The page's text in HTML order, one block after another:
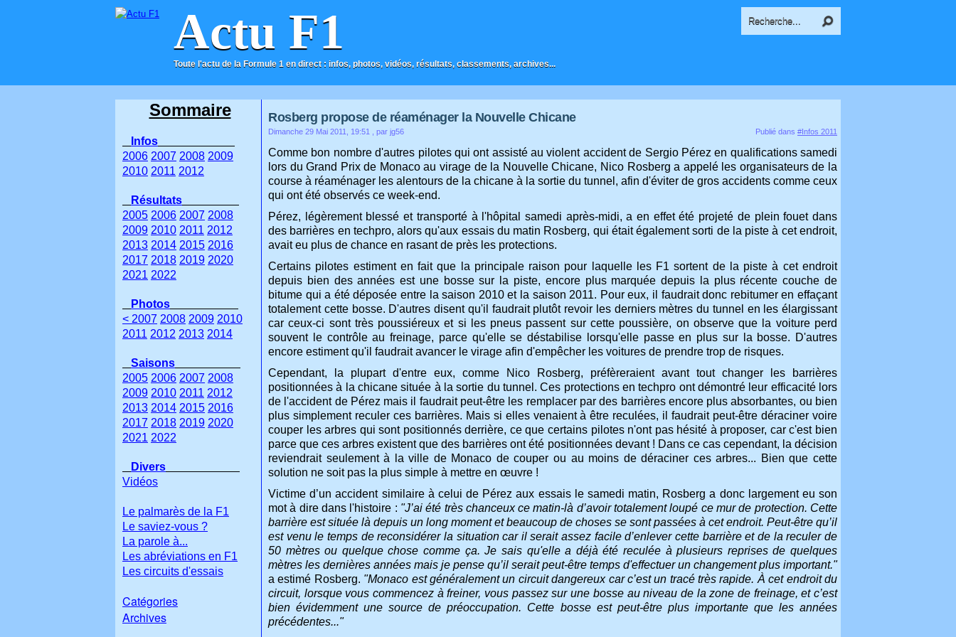
Actu F1
Toute l'actu de la Formule 1 en direct : infos, photos, vidéos, résultats, classements, archives...
ACCUEIL CONTACT
Rosberg propose de réaménager la Nouvelle Chicane
Dimanche 29 Mai 2011, 19:51 , par jg56 Publié dans #Infos 2011
Comme bon nombre d'autres pilotes qui ont assisté au violent accident de Sergio Pérez en qualifications samedi
lors du Grand Prix de Monaco au virage de la Nouvelle Chicane, Nico Rosberg a appelé les organisateurs de la
course à réaménager les alentours de la chicane à la sortie du tunnel, afin d'éviter de gros accidents comme ceux
qui ont été observés ce week-end.
Pérez, légèrement blessé et transporté à l'hôpital samedi après-midi, a en effet été projeté de plein fouet dans
des barrières en techpro, alors qu'aux essais du matin Rosberg, qui était également sorti de la piste à cet endroit,
avait eu plus de chance en rasant de près les protections.
Certains pilotes estiment en fait que la principale raison pour laquelle les F1 sortent de la piste à cet endroit
depuis bien des années est une bosse sur la piste, encore plus marquée depuis la plus récente couche de
bitume qui a été déposée entre la saison 2010 et la saison 2011. Pour eux, il faudrait donc rebitumer en effaçant
totalement cette bosse. D'autres disent qu'il faudrait plutôt revoir les derniers mètres du tunnel en les élargissant
car ceux-ci sont très poussiéreux et si les pneus passent sur cette poussière, on observe que la voiture perd
souvent le contrôle au freinage, parce qu'elle se déstabilise lorsqu'elle passe en plus sur la bosse. D'autres
encore estiment qu'il faudrait avancer le virage afin d'empêcher les voitures de prendre trop de risques.
Cependant, la plupart d'entre eux, comme Nico Rosberg, préfèreraient avant tout changer les barrières
positionnées à la chicane située à la sortie du tunnel. Ces protections en techpro ont démontré leur efficacité lors
de l'accident de Pérez mais il faudrait peut-être les remplacer par des barrières encore plus absorbantes, ou bien
plus simplement reculer ces barrières. Mais si elles venaient à être reculées, il faudrait peut-être déraciner voire
couper les arbres qui sont positionnés derrière, ce que certains pilotes n'ont pas hésité à proposer, car c'est bien
parce que ces arbres existent que des barrières ont été positionnées devant ! Dans ce cas cependant, la décision
reviendrait seulement à la ville de Monaco de couper ou au moins de déraciner ces arbres... Bien que cette
solution ne soit pas la plus simple à mettre en œuvre !
Victime d’un accident similaire à celui de Pérez aux essais le samedi matin, Rosberg a donc largement eu son
mot à dire dans l'histoire : "J’ai été très chanceux ce matin-là d’avoir totalement loupé ce mur de protection. Cette
barrière est située là depuis un long moment et beaucoup de choses se sont passées à cet endroit. Peut-être qu’il
est venu le temps de reconsidérer la situation car il serait assez facile d’enlever cette barrière et de la reculer de
50 mètres ou quelque chose comme ça. Je sais qu'elle a déjà été reculée à plusieurs reprises de quelques
mètres les dernières années mais je pense qu’il serait peut-être temps d'effectuer un changement plus important."
a estimé Rosberg. "Monaco est généralement un circuit dangereux car c’est un tracé très rapide. À cet endroit du
circuit, lorsque vous commencez à freiner, vous passez sur une bosse au niveau de la zone de freinage, et c’est
bien évidemment une source de préoccupation. Cette bosse est peut-être plus importante que les années
précédentes..."
Sommaire
Infos
2006 2007 2008 2009
2010 2011 2012
Résultats
2005 2006 2007 2008
2009 2010 2011 2012
2013 2014 2015 2016
2017 2018 2019 2020
2021 2022
Photos
< 2007 2008 2009 2010
2011 2012 2013 2014
Saisons
2005 2006 2007 2008
2009 2010 2011 2012
2013 2014 2015 2016
2017 2018 2019 2020
2021 2022
Divers
Vidéos
Le palmarès de la F1
Le saviez-vous ?
La parole à...
Les abréviations en F1
Les circuits d'essais
Catégories
Archives